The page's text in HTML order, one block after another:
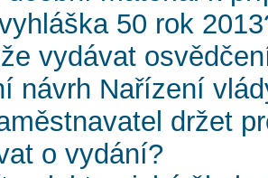
50 rok
vydávat
návrh Nařízení
držet
o vydání?